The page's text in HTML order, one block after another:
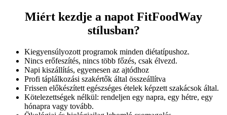
Miért kezdje a napot FitFoodWay
stílusban?
Kiegyensúlyozott programok minden diétatípushoz.
Nincs erőfeszítés, nincs több főzés, csak élvezd.
Napi kiszállítás, egyenesen az ajtódhoz
Profi táplálkozási szakértők által összeállítva
Frissen előkészített egészséges ételek képzett szakácsok által.
Kötelezettségek nélkül: rendeljen egy napra, egy hétre, egy
hónapra vagy tovább.